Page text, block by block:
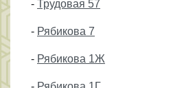
- Трудовая 57
- Рябикова 7
- Рябикова 1Ж